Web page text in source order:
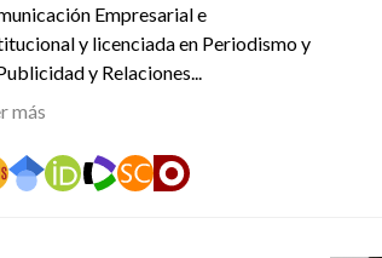
Empresarial e
y licenciada en Periodismo y
y Relaciones...
más